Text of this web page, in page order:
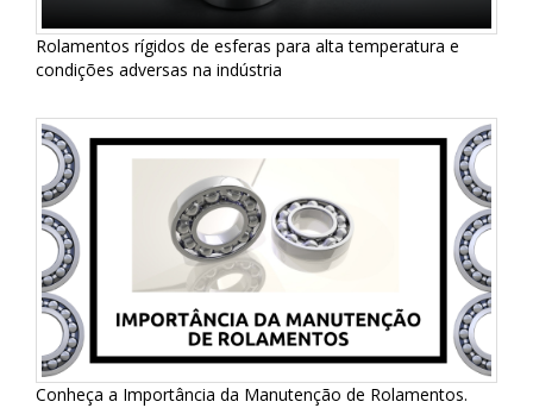
Rolamentos rígidos de esferas para alta temperatura e
condições adversas na indústria
Conheça a Importância da Manutenção de Rolamentos.